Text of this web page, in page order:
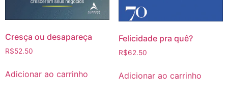
Cresça ou desapareça
R$52.50
Adicionar ao carrinho
Felicidade pra quê?
R$62.50
Adicionar ao carrinho